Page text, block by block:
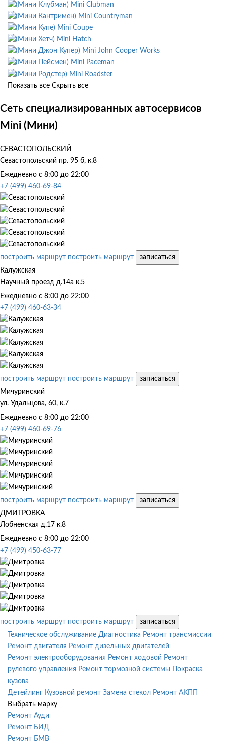
Mini Clubman
Mini Countryman
Mini Coupe
Mini Hatch
Mini John Cooper Works
Mini Paceman
Mini Roadster
Показать все Скрыть все
Сеть специализированных автосервисов
Mini (Мини)
СЕВАСТОПОЛЬСКИЙ
Севастопольский пр. 95 б, к.8
Ежедневно с 8:00 до 22:00
+7 (499) 460-69-84
построить маршрут построить маршрут
записаться
Калужская
Научный проезд д.14а к.5
Ежедневно с 8:00 до 22:00
+7 (499) 460-63-34
построить маршрут построить маршрут
записаться
Мичуринский
ул. Удальцова, 60, к.7
Ежедневно с 8:00 до 22:00
+7 (499) 460-69-76
построить маршрут построить маршрут
записаться
ДМИТРОВКА
Лобненская д.17 к.8
Ежедневно с 8:00 до 22:00
+7 (499) 450-63-77
построить маршрут построить маршрут
записаться
Техническое обслуживание Диагностика Ремонт трансмиссии
Ремонт двигателя Ремонт дизельных двигателей
Ремонт электрооборудования Ремонт ходовой Ремонт
рулевого управления Ремонт тормозной системы
Покраска
кузова
Детейлинг Кузовной ремонт Замена стекол Ремонт АКПП
Выбрать марку
Ремонт Ауди
Ремонт БИД
Ремонт БМВ